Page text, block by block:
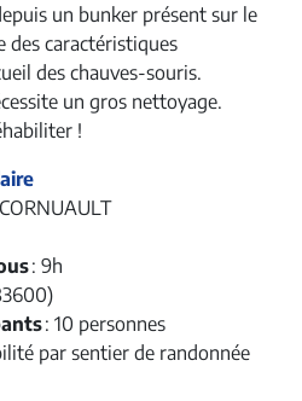
un bunker présent sur le
des caractéristiques
des chauves-souris.
un gros nettoyage.
!
: 9h
: 10 personnes
par sentier de randonnée